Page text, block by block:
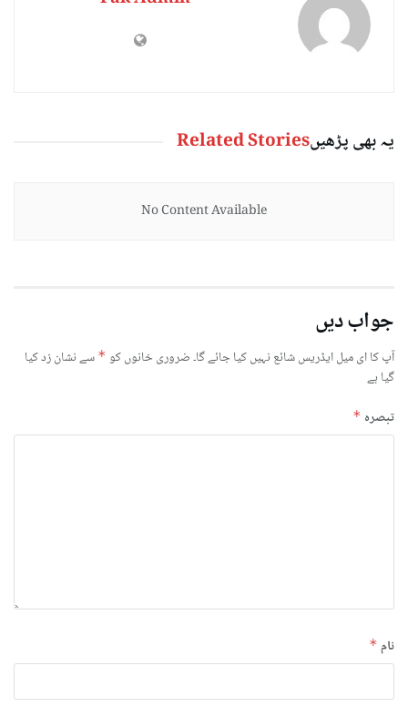
یہ بھی پڑھیںRelated Stories
No Content Available
جواب دیں
آپ کا ای میل ایڈریس شائع نہیں کیا جائے گا۔ضروری خانوں کو * سے نشان زد کیا
گیا ہے
تبصرہ *
نام *